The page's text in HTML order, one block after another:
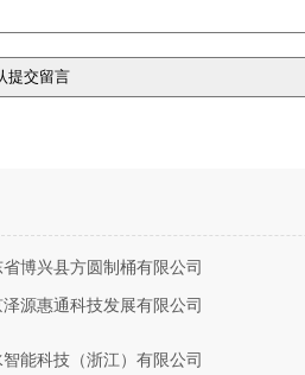
省博兴县方圆制桶有限公司
源惠通科技发展有限公司
能科技（浙江）有限公司